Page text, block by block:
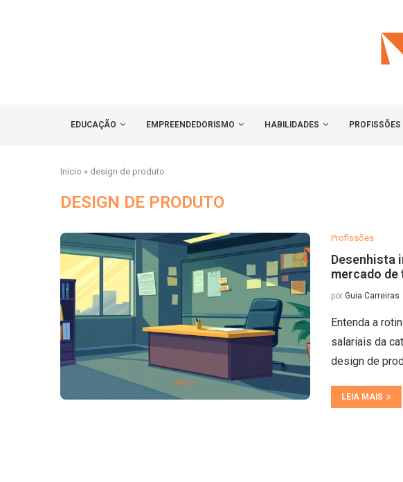
EDUCAÇÃO EMPREENDEDORISMO HABILIDADES PROFISSÕES
Início » design de produto
DESIGN DE PRODUTO
Profissões
Desenhista
mercado de
por Guia Carreiras
Entenda a
salariais da
design de
LEIA MAIS